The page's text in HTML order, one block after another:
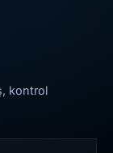
kontrol